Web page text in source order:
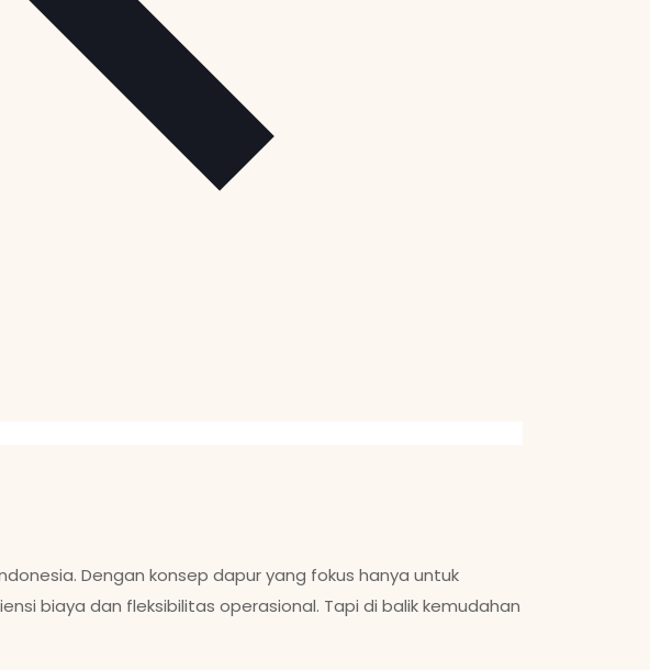
Dengan konsep dapur yang fokus hanya untuk
biaya dan fleksibilitas operasional. Tapi di balik kemudahan